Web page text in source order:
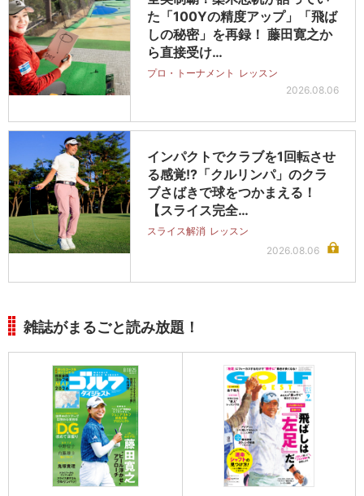
た「100Yの精度アップ」「飛ば
しの秘密」を再録！ 藤田寛之か
ら直接受け…
プロ・トーナメント レッスン
2026.08.06
インパクトでクラブを1回転させ
る感覚!?「クルリンパ」のクラ
ブさばきで球をつかまえる！
【スライス完全…
スライス解消 レッスン
2026.08.06
雑誌がまるごと読み放題！